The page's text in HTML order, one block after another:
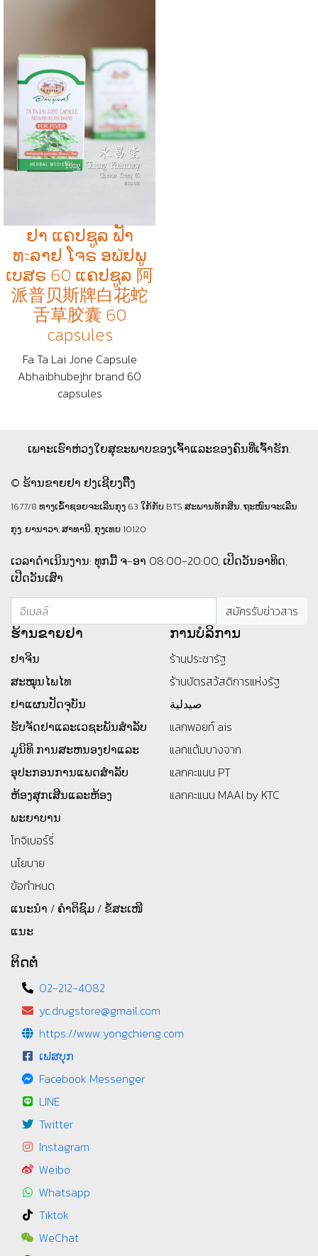
ຢາ ແຄປຊູລ ຟັາ
ທะລາຢ ໂຈຣ ອພัຢພູ
ເບສຣ 60 ແຄປຊູລ 阿
派普贝斯牌白花蛇
舌草胶囊 60
capsules
Fa Ta Lai Jone Capsule
Abhaibhubejhr brand 60
capsules
ເພາະເຮົາຫ່ວງໃຍສຸຂະພາບຂອງເຈົ້າແລະຂອງຄົນທີ່ເຈົ້າຮັກ.
© ຮ້ານຂາຍຢາ ຢງເຊີຍງຕຶ໊ງ
1677/8 ທາງເຂົ້າຊອຍຈະເລີນກຸງ 63 ໃກ້ກັບ BTS ສະພານທັກສິນ, ຖະໜົນຈະເລີນ
ກຸງ, ຍານາວາ, ສາທານີ, ກຸງເທບ 10120
ເວລາດຳເນິນງານ: ທຸກມື້ ຈ-ອາ 08:00-20:00, ເປິດວັນອາທິດ,
ເປີດວັນເສົາ
ຮ້ານ​ຂາຍ​ຢາ
ຢາຈີນ
ສະໝຸນໄພໄທ
ຢາແຜນປັດຈຸບັນ
ຮັບຈັດຢາແລະເວຊະພັນສໍາລັບ
ມູນິທິ ການສະຫນອງຢາແລະ
ອຸປະກອນການແພດສໍາລັບ
ຫ້ອງສຸກເສີນແລະຫ້ອງ
ພະຍາບານ
โกจิเบอร์รี่
นโยบาย
ข้อกำหนด
ແນະນຳ / ຄຳຕິຊົມ / ຂໍ້ສະເໜີ
ແນະ
ການບໍລິການ
ร้านประชารัฐ
ร้านบัตรสว้สดิการแห่งรัฐ
صيدلية
แลกพอยท์ ais
แลกแต้มบางจาก
แลกคะแนน PT
แลกคะแนน MAAI by KTC
ຕິດຕໍ່
02-212-4082
yc.drugstore@gmail.com
https://www.yongchieng.com
ເຟສບຸກ
Facebook Messenger
LINE
Twitter
Instagram
Weibo
Whatsapp
Tiktok
WeChat